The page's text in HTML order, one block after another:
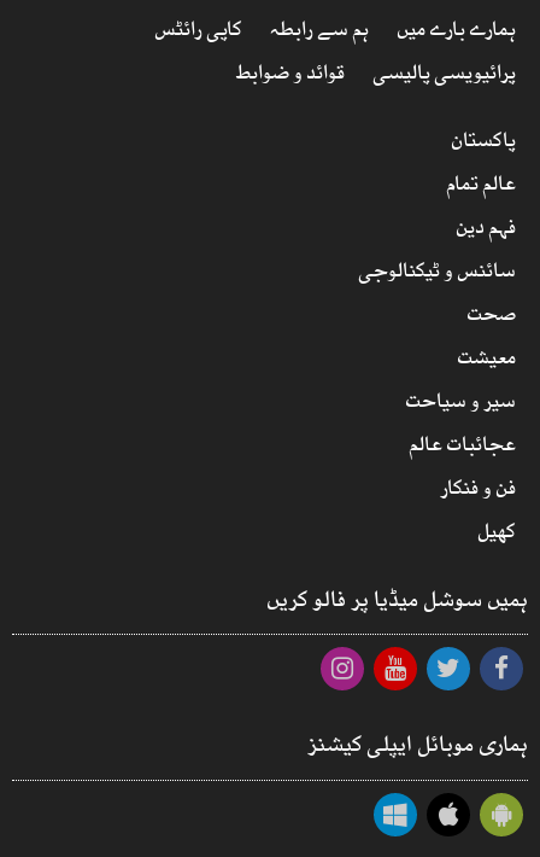
ہمارے بارے میں ہم سے رابطہ
کاپی رائٹس
پرائیویسی پالیسی
قوائد و ضوابط
پاکستان
عالم تمام
فہم دین
سائنس و ٹیکنالوجی
صحت
معیشت
سیر و سیاحت
عجائبات عالم
فن و فنکار
کھیل
ہمیں سوشل میڈیا پر فالو کریں
ہماری موبائل ایپلی کیشنز